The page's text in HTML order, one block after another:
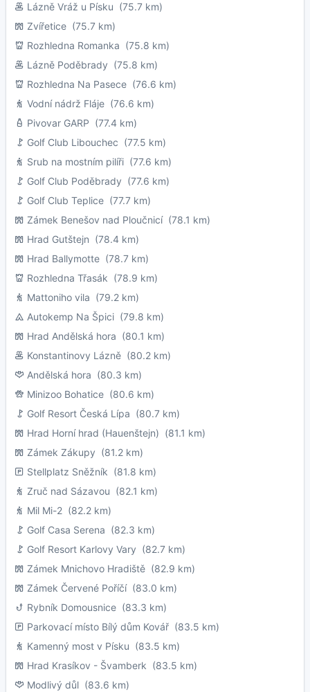
Lázně Vráž u Písku (75.7 km)
Zvířetice (75.7 km)
Rozhledna Romanka (75.8 km)
Lázně Poděbrady (75.8 km)
Rozhledna Na Pasece (76.6 km)
Vodní nádrž Fláje (76.6 km)
Pivovar GARP (77.4 km)
Golf Club Libouchec (77.5 km)
Srub na mostním pilíři (77.6 km)
Golf Club Poděbrady (77.6 km)
Golf Club Teplice (77.7 km)
Zámek Benešov nad Ploučnicí(78.1 km)
Hrad Gutštejn (78.4 km)
Hrad Ballymotte (78.7 km)
Rozhledna Třasák (78.9 km)
Mattoniho vila (79.2 km)
Autokemp Na Špici (79.8 km)
Hrad Andělská hora (80.1 km)
Konstantinovy Lázně (80.2 km)
Andělská hora (80.3 km)
Minizoo Bohatice (80.6 km)
Golf Resort Česká Lípa (80.7 km)
Hrad Horní hrad (Hauenštejn) (81.1 km)
Zámek Zákupy (81.2 km)
Stellplatz Sněžník (81.8 km)
Zruč nad Sázavou (82.1 km)
Mil Mi-2 (82.2 km)
Golf Casa Serena (82.3 km)
Golf Resort Karlovy Vary (82.7 km)
Zámek Mnichovo Hradiště (82.9 km)
Zámek Červené Poříčí(83.0 km)
Rybník Domousnice (83.3 km)
Parkovací místo Bílý dům Kovář (83.5 km)
Kamenný most v Písku (83.5 km)
Hrad Krasíkov - Švamberk (83.5 km)
Modlivý důl (83.6 km)